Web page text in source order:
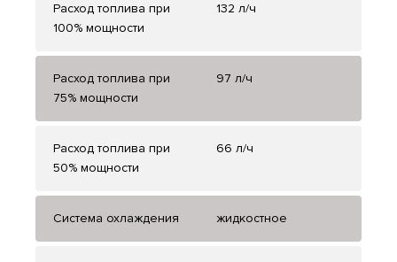
Расход топлива при
100% мощности
132 л/ч
Расход топлива при
75% мощности
97 л/ч
Расход топлива при
50% мощности
66 л/ч
Система охлаждения жидкостное